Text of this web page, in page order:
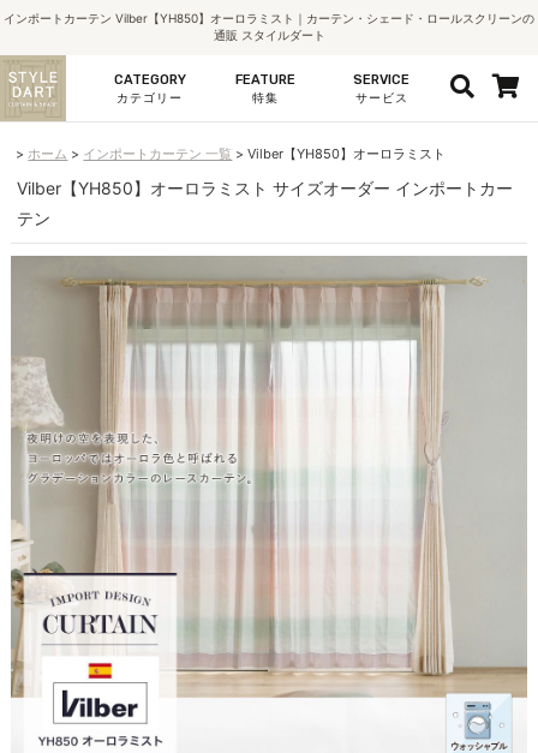
インポートカーテン Vilber【YH850】オーロラミスト｜カーテン・シェード・ロールスクリーンの
通販 スタイルダート
CATEGORY
カテゴリー
FEATURE
特集
SERVICE
サービス
ホーム インポートカーテン 一覧 Vilber【YH850】オーロラミスト
Vilber【YH850】オーロラミスト サイズオーダー インポートカー
テン